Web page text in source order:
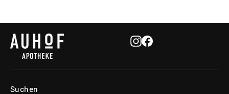
Instagram
Facebook
Suchen